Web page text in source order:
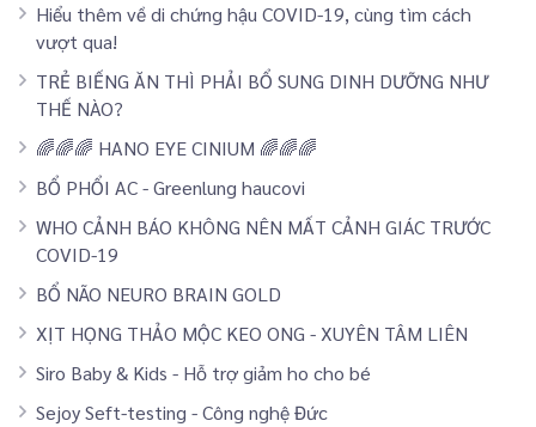
Hiểu thêm về di chứng hậu COVID-19, cùng tìm cách
vượt qua!
TRẺ BIẾNG ĂN THÌ PHẢI BỔ SUNG DINH DƯỠNG NHƯ
THẾ NÀO?
🌈🌈🌈 HANO EYE CINIUM 🌈🌈🌈
BỔ PHỔI AC - Greenlung haucovi
WHO CẢNH BÁO KHÔNG NÊN MẤT CẢNH GIÁC TRƯỚC
COVID-19
BỔ NÃO NEURO BRAIN GOLD
XỊT HỌNG THẢO MỘC KEO ONG - XUYÊN TÂM LIÊN
Siro Baby & Kids - Hỗ trợ giảm ho cho bé
Sejoy Seft-testing - Công nghệ Đức